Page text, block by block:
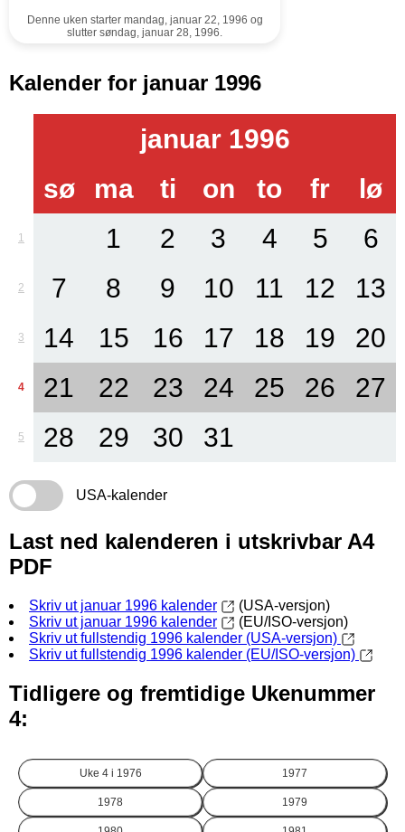
Denne uken starter mandag, januar 22, 1996 og
slutter søndag, januar 28, 1996.
Kalender for januar 1996
januar 1996
sø
ma ti on to fr lø
1 1 2 3 4 5 6
2 7 8 9 10 11 12 13
3 14 15 16 17 18 19 20
4 21 22 23 24 25 26 27
5 28 29 30 31
USA-kalender
Last ned kalenderen i utskrivbar A4
PDF
Skriv ut januar 1996 kalender
(USA-versjon)
Skriv ut januar 1996 kalender
(EU/ISO-versjon)
Skriv ut fullstendig 1996 kalender (USA-versjon)
Skriv ut fullstendig 1996 kalender (EU/ISO-versjon)
Tidligere og fremtidige Ukenummer
4:
Uke 4 i 1976 1977
1978 1979